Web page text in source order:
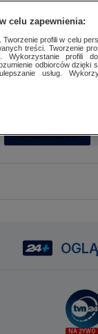
SUBSKRYBUJ
NA ŻYWO
celu zapewnienia:
profili w celu
treści. Tworzenie
Wykorzystanie profili
odbiorców dzięki
usług.